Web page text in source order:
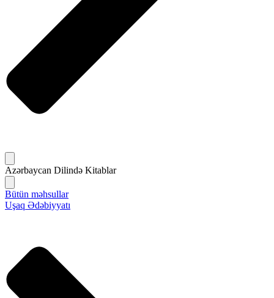
Azərbaycan Dilində Kitablar
Bütün məhsullar
Uşaq Ədəbiyyatı